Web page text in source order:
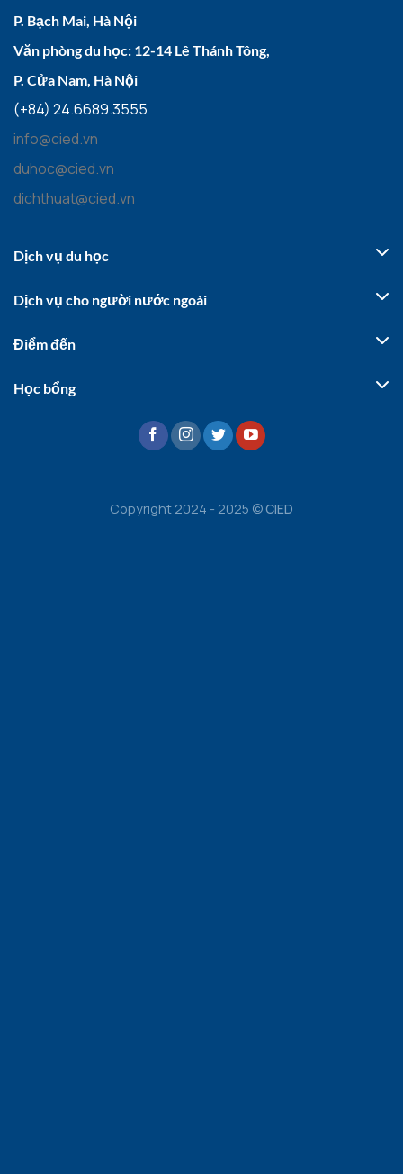
P. Bạch Mai, Hà Nội
Văn phòng du học: 12-14 Lê Thánh Tông,
P. Cửa Nam, Hà Nội
(+84) 24.6689.3555
info@cied.vn
duhoc@cied.vn
dichthuat@cied.vn
Dịch vụ du học
Dịch vụ cho người nước ngoài
Điểm đến
Học bổng
Copyright 2024 - 2025 ©CIED